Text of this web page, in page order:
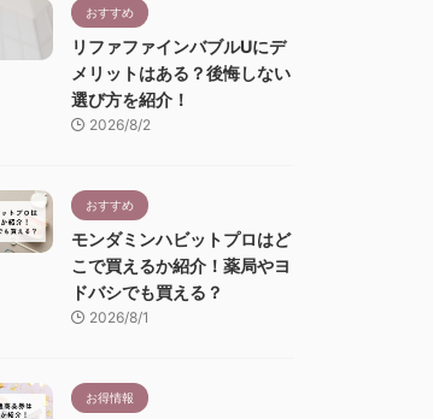
おすすめ
リファファインバブルUにデ
メリットはある？後悔しない
選び方を紹介！
2026/8/2
おすすめ
モンダミンハビットプロはど
こで買えるか紹介！薬局やヨ
ドバシでも買える？
2026/8/1
お得情報